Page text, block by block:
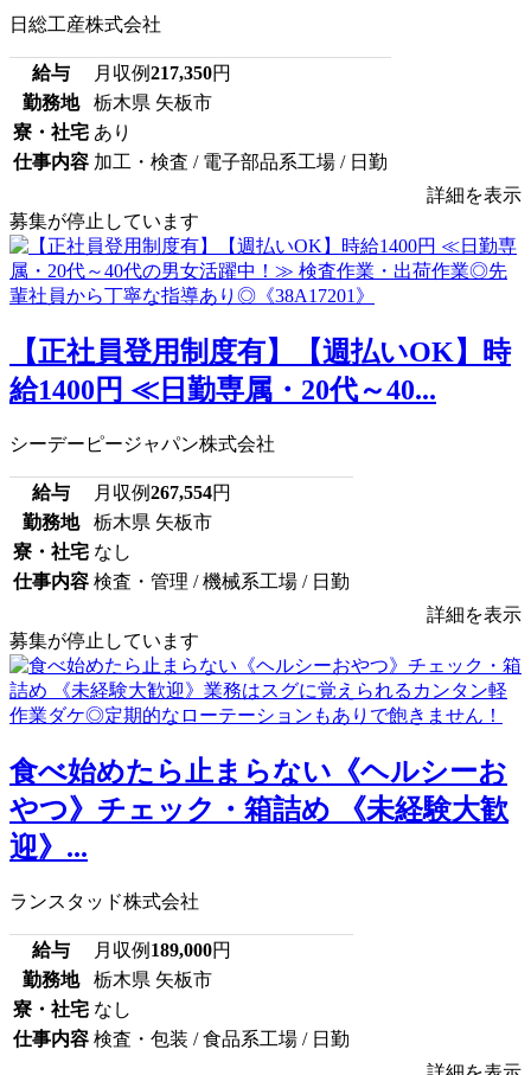
日総工産株式会社
給与 月収例217,350円
勤務地
栃木県 矢板市
寮・社宅 あり
仕事内容 加工・検査 / 電子部品系工場 / 日勤
詳細を表示
募集が停止しています
【正社員登用制度有】【週払いOK】時
給1400円 ≪日勤専属・20代～40...
シーデーピージャパン株式会社
給与 月収例267,554円
勤務地
栃木県 矢板市
寮・社宅 なし
仕事内容 検査・管理 / 機械系工場 / 日勤
詳細を表示
募集が停止しています
食べ始めたら止まらない《ヘルシーお
やつ》チェック・箱詰め 《未経験大歓
迎》...
ランスタッド株式会社
給与 月収例 189,000円
勤務地
栃木県 矢板市
寮・社宅 なし
仕事内容 検査・包装 / 食品系工場 / 日勤